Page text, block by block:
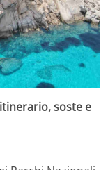
soste e